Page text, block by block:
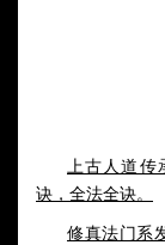
上古人道传
诀，全法全诀。
修真法门系